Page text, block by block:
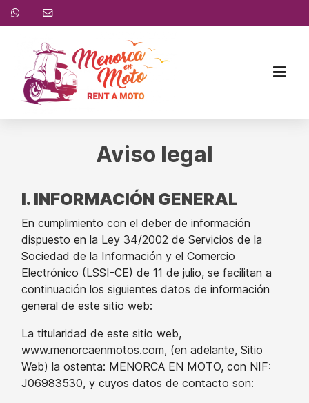
Aviso legal
I. INFORMACIÓN GENERAL
En cumplimiento con el deber de información
dispuesto en la Ley 34/2002 de Servicios de la
Sociedad de la Información y el Comercio
Electrónico (LSSI-CE) de 11 de julio, se facilitan a
continuación los siguientes datos de información
general de este sitio web:
La titularidad de este sitio web,
www.menorcaenmotos.com, (en adelante, Sitio
Web) la ostenta: MENORCA EN MOTO, con NIF:
J06983530, y cuyos datos de contacto son: